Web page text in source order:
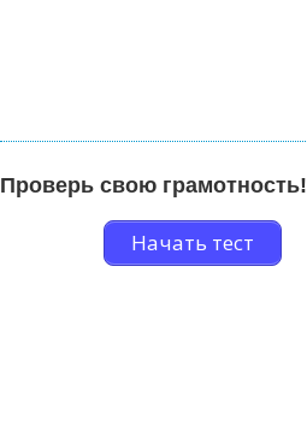
Проверь свою грамотность!
Начать тест